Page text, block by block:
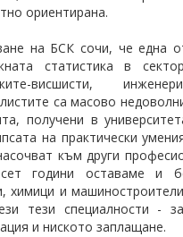
ориентирана.
на БСК сочи, че една
статистика в
висшисти,
са масово
получени в
на практически
към други
години оставаме и
химици и
тези специалности -
и ниското заплащане.